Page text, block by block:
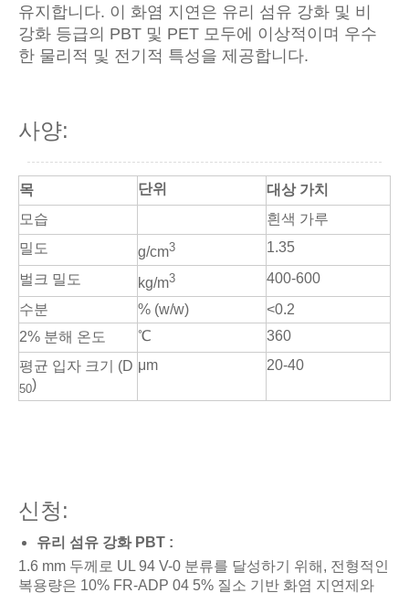
유지합니다. 이 화염 지연은 유리 섬유 강화 및 비
강화 등급의 PBT 및 PET 모두에 이상적이며 우수
한 물리적 및 전기적 특성을 제공합니다.
사양:
목 단위
대상 가치
모습
흰색 가루
밀도
g/cm3 1.35
벌크 밀도 kg/m3
400-600
수분
% (w/w)
<0.2
2% 분해 온도
℃
360
평균 입자 크기 (D
50)
μm 20-40
신청:
유리 섬유 강화 PBT :
1.6 mm 두께로 UL 94 V-0 분류를 달성하기 위해, 전형적인
복용량은 10% FR-ADP 04 5% 질소 기반 화염 지연제와